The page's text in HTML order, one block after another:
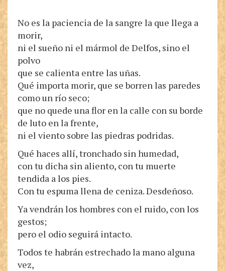
No es la paciencia de la sangre la que llega a
morir,
ni el sueño ni el mármol de Delfos, sino el
polvo
que se calienta entre las uñas.
Qué importa morir, que se borren las paredes
como un río seco;
que no quede una flor en la calle con su borde
de luto en la frente,
ni el viento sobre las piedras podridas.
Qué haces allí, tronchado sin humedad,
con tu dicha sin aliento, con tu muerte
tendida a los pies.
Con tu espuma llena de ceniza. Desdeñoso.
Ya vendrán los hombres con el ruido, con los
gestos;
pero el odio seguirá intacto.
Todos te habrán estrechado la mano alguna
vez,